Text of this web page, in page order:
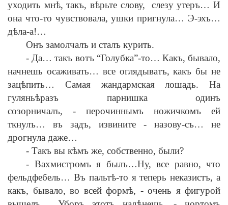
уходить мнѣ, такъ, вѣрьте слову, слезу утеръ… И
она что-то чувствовала, ушки пригнула… Э-эхъ…
дѣла-а!…
Онъ замолчалъ и сталъ курить.
- Да… такъ вотъ “Голубка”-то… Какъ, бывало,
начнешь осаживать… все оглядыватъ, какъ бы не
зацѣпить… Самая жандармская лошадь. На
гуляньѣразъ парнишка одинъ
созорничалъ, - перочиннымъ ножичкомъ ей
ткнулъ… въ задъ, извините - назову-съ… не
дрогнула даже…
- Такъ вы кѣмъ же, собственно, были?
- Вахмистромъ я былъ…Ну, все равно, что
фельдфебель… Въ пальтѣ-то я теперь неказистъ, а
какъ, бывало, во всей формѣ, -очень я фигурой